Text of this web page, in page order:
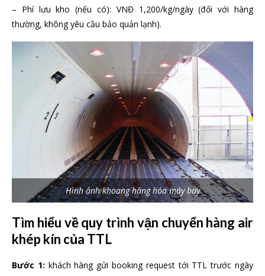
– Phí lưu kho (nếu có): VNĐ 1,200/kg/ngày (đối với hàng
thường, không yêu cầu bảo quản lạnh).
Hình ảnh khoang hàng hóa máy bay
Tìm hiểu về quy trình vận chuyển hàng air
khép kín của TTL
Bước 1: khách hàng gửi booking request tới TTL trước ngày